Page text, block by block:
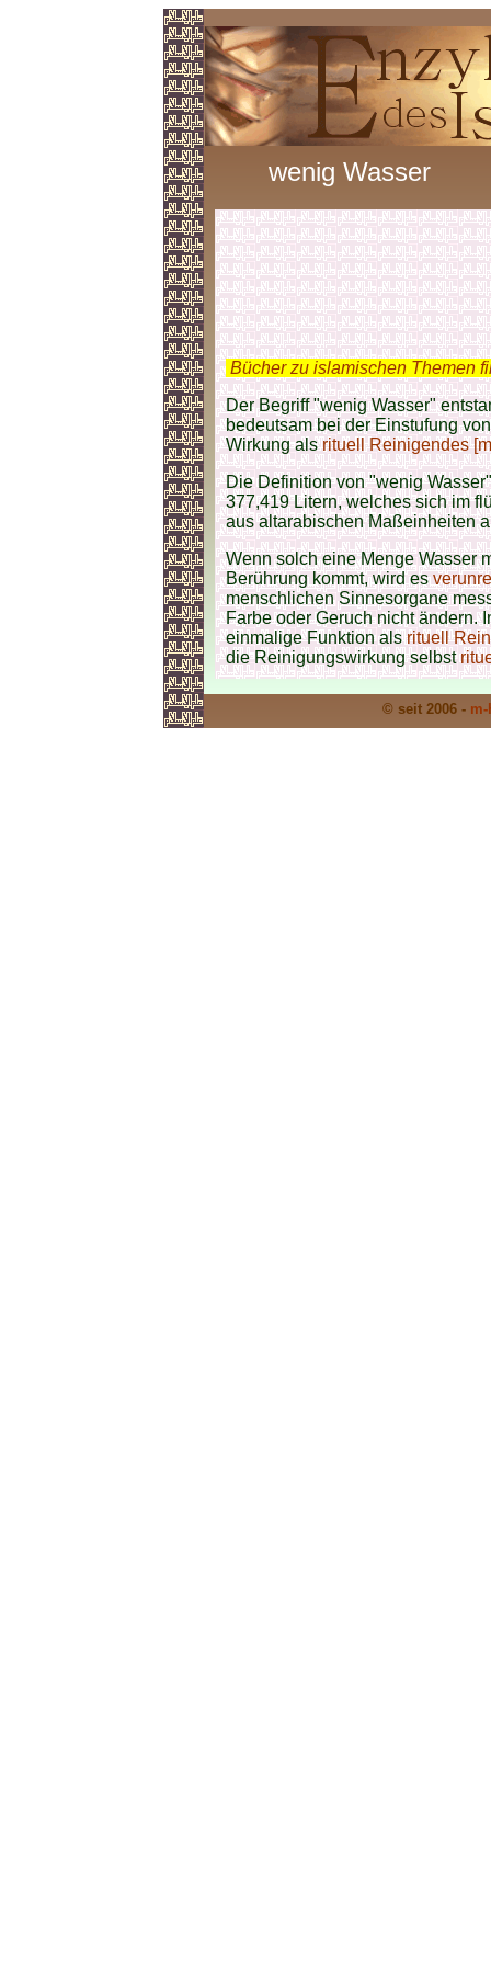
wenig Wasser
Bücher zu islamischen Themen
Der Begriff "wenig Wasser"
bedeutsam bei der Einstufung
Wirkung alsrituell Reinigendes
Die Definition von "wenig
377,419 Litern, welches sich im
aus altarabischen Maßeinheiten
Wenn solch eine Menge Wasser
Berührung kommt, wird es
menschlichen Sinnesorgane
Farbe oder Geruch nicht ändern.
einmalige Funktion alsrituell
die Reinigungswirkung selbst
© seit 2006 -